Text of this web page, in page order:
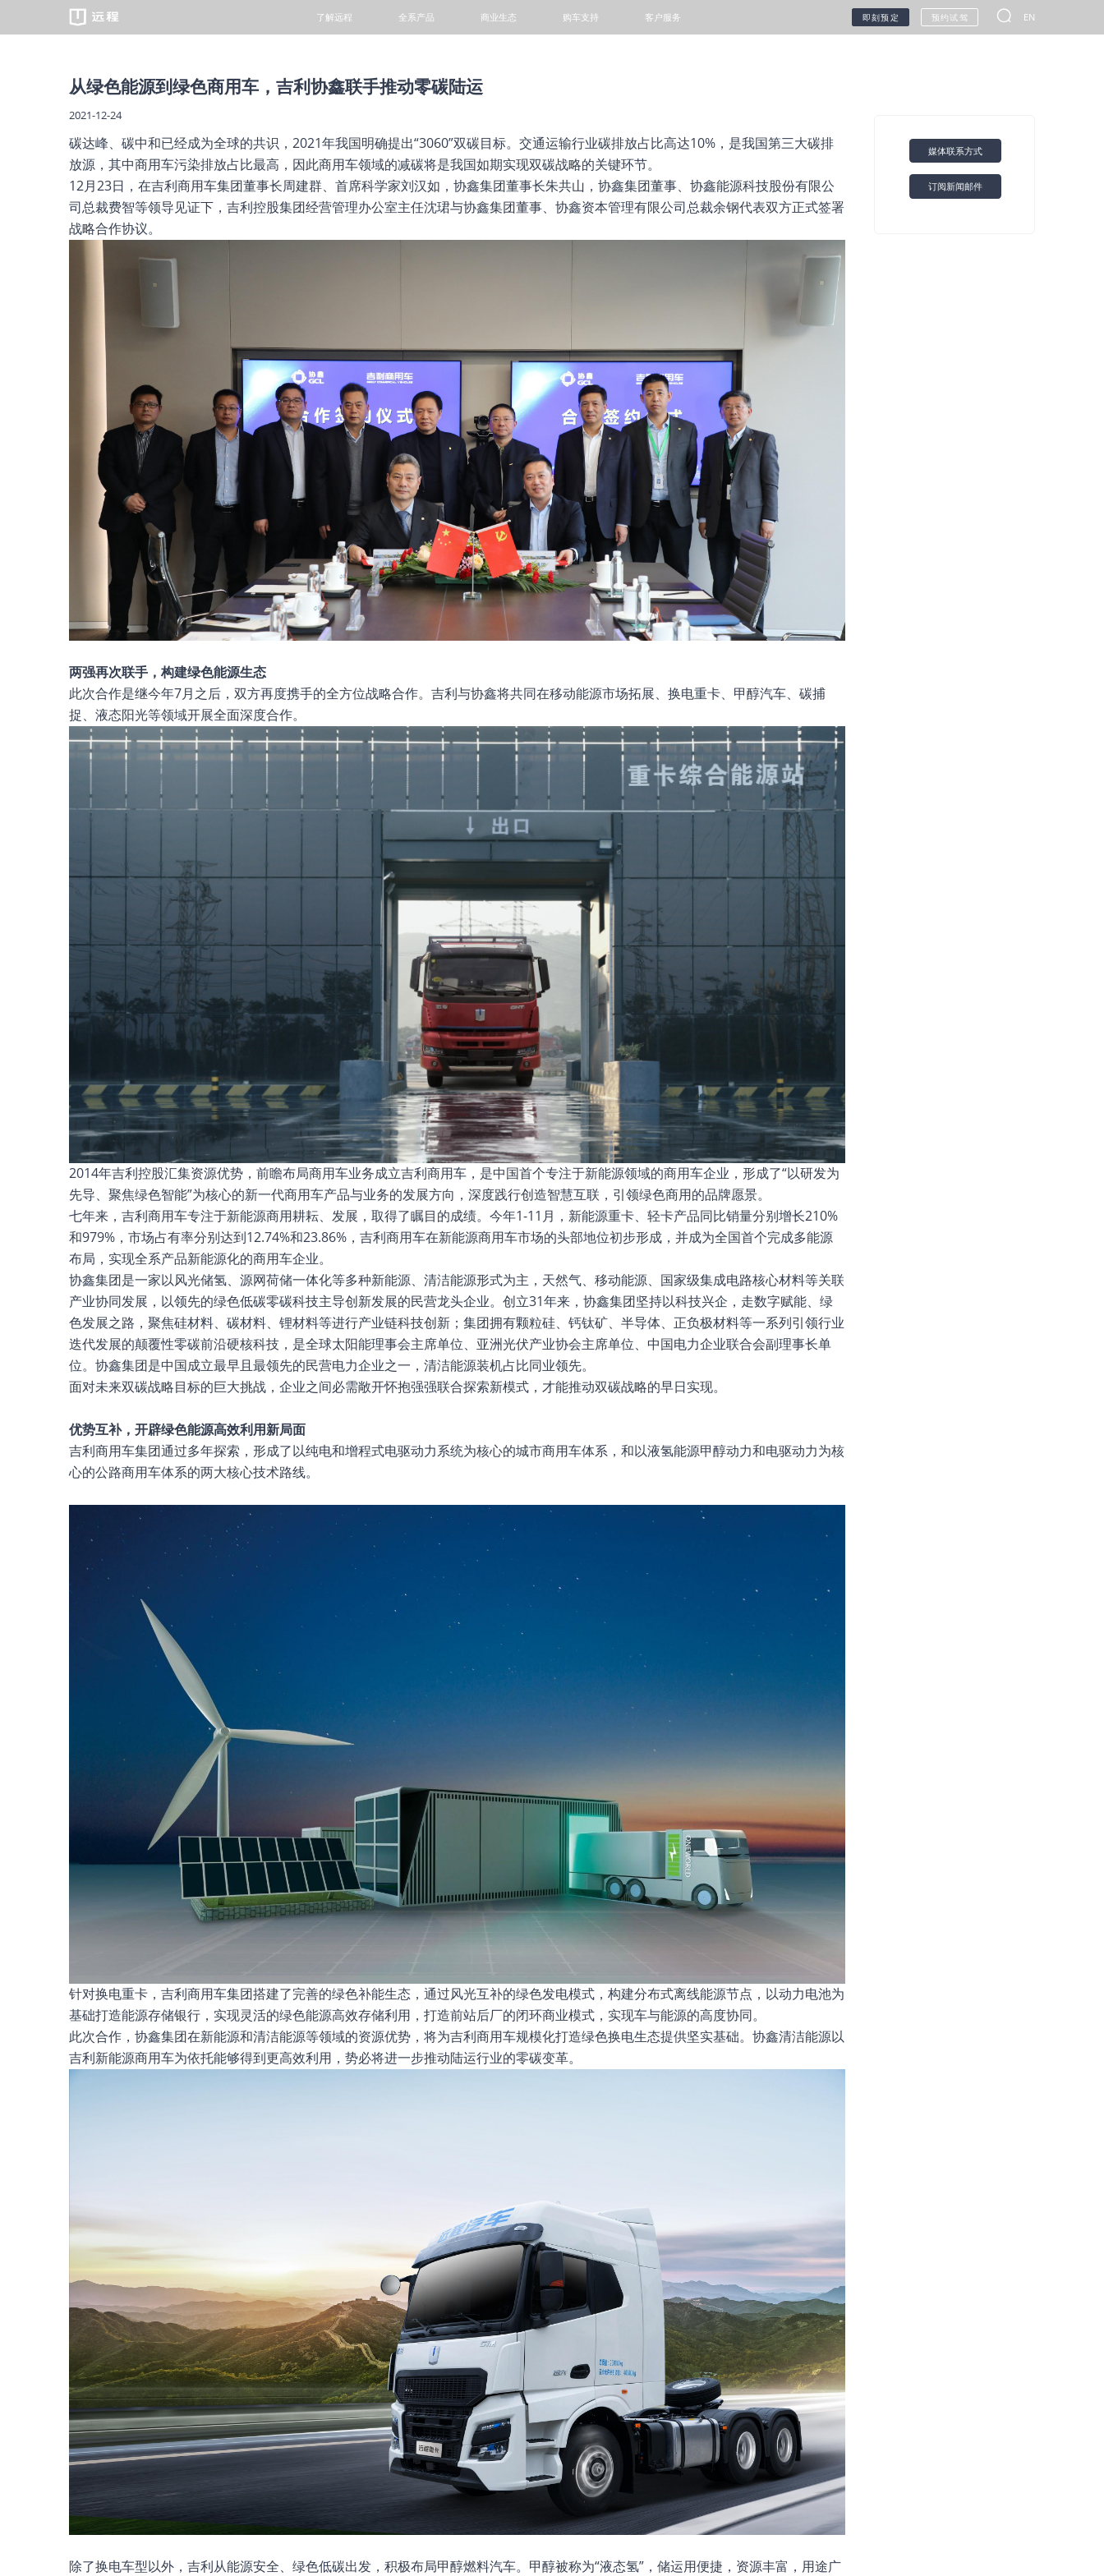
了解远程
遇见远程 新闻中心 专题活动
全系产品 商业生态
绿色慧联 万物友好/阳光铭岛 1+N模式 甲醇生态
智芯科技
购车支持
预约试驾 经销商查询 金融服务 联系我们
客户服务
服务品牌 维保资料 动力电池回收网点查询 环保信息公开查询
即刻预定 预约试驾 EN
从绿色能源到绿色商用车，吉利协鑫联手推动零碳陆运
2021-12-24
碳达峰、碳中和已经成为全球的共识，2021年我国明确提出“3060”双碳目标。交通运输行业碳排放占比高达10%，是我国第三大碳排
放源，其中商用车污染排放占比最高，因此商用车领域的减碳将是我国如期实现双碳战略的关键环节。
12月23日，在吉利商用车集团董事长周建群、首席科学家刘汉如，协鑫集团董事长朱共山，协鑫集团董事、协鑫能源科技股份有限公
司总裁费智等领导见证下，吉利控股集团经营管理办公室主任沈珺与协鑫集团董事、协鑫资本管理有限公司总裁余钢代表双方正式签署
战略合作协议。
两强再次联手， 构建绿色能源生态
此次合作是继今年7月之后，双方再度携手的全方位战略合作。吉利与协鑫将共同在移动能源市场拓展、换电重卡、甲醇汽车、碳捕
捉、液态阳光等领域开展全面深度合作。
2014年吉利控股汇集资源优势，前瞻布局商用车业务成立吉利商用车，是中国首个专注于新能源领域的商用车企业，形成了“以研发为
先导、聚焦绿色智能”为核心的新一代商用车产品与业务的发展方向，深度践行创造智慧互联，引领绿色商用的品牌愿景。
七年来，吉利商用车专注于新能源商用耕耘、发展，取得了瞩目的成绩。今年1-11月，新能源重卡、轻卡产品同比销量分别增长210%
和979%，市场占有率分别达到12.74%和23.86%，吉利商用车在新能源商用车市场的头部地位初步形成，并成为全国首个完成多能源
布局，实现全系产品新能源化的商用车企业。
协鑫集团是一家以风光储氢、源网荷储一体化等多种新能源、清洁能源形式为主，天然气、移动能源、国家级集成电路核心材料等关联
产业协同发展，以领先的绿色低碳零碳科技主导创新发展的民营龙头企业。创立31年来，协鑫集团坚持以科技兴企，走数字赋能、绿
色发展之路，聚焦硅材料、碳材料、锂材料等进行产业链科技创新；集团拥有颗粒硅、钙钛矿、半导体、正负极材料等一系列引领行业
迭代发展的颠覆性零碳前沿硬核科技，是全球太阳能理事会主席单位、亚洲光伏产业协会主席单位、中国电力企业联合会副理事长单
位。协鑫集团是中国成立最早且最领先的民营电力企业之一，清洁能源装机占比同业领先。
面对未来双碳战略目标的巨大挑战，企业之间必需敞开怀抱强强联合探索新模式，才能推动双碳战略的早日实现。
优势互补， 开辟绿色能源高效利用新局面
吉利商用车集团通过多年探索，形成了以纯电和增程式电驱动力系统为核心的城市商用车体系，和以液氢能源甲醇动力和电驱动力为核
心的公路商用车体系的两大核心技术路线。
针对换电重卡，吉利商用车集团搭建了完善的绿色补能生态，通过风光互补的绿色发电模式，构建分布式离线能源节点，以动力电池为
基础打造能源存储银行，实现灵活的绿色能源高效存储利用，打造前站后厂的闭环商业模式，实现车与能源的高度协同。
此次合作，协鑫集团在新能源和清洁能源等领域的资源优势，将为吉利商用车规模化打造绿色换电生态提供坚实基础。协鑫清洁能源以
吉利新能源商用车为依托能够得到更高效利用，势必将进一步推动陆运行业的零碳变革。
除了换电车型以外，吉利从能源安全、绿色低碳出发，积极布局甲醇燃料汽车。甲醇被称为“液态氢”，储运用便捷，资源丰富，用途广
媒体联系方式
订阅新闻邮件